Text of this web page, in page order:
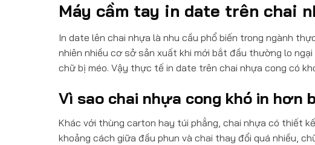
Máy cầm tay in date trên chai
In date lên chai nhựa là nhu cầu phổ biến trong ngành
nhiên nhiều cơ sở sản xuất khi mới bắt đầu thường lo
chữ bị méo. Vậy thực tế in date trên chai nhựa cong có
Vì sao chai nhựa cong khó in hơn
Khác với thùng carton hay túi phẳng, chai nhựa có thiết
khoảng cách giữa đầu phun và chai thay đổi quá nhiều,